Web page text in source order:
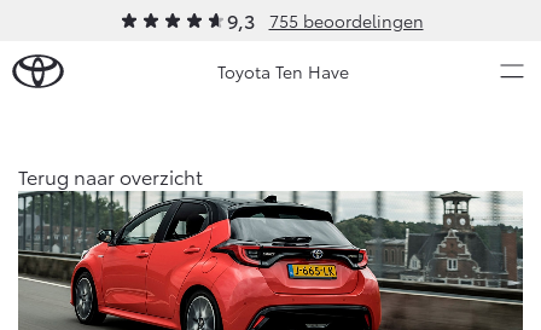
9,3 755 beoordelingen
Toyota Ten Have
Ons bedrijf
Ons bedrijf
Modellen
Aygo X
Yaris
Occasions
Terug naar overzicht